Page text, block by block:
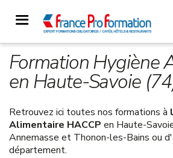
Formation Hygiène
en Haute-Savoie
Retrouvez ici toutes nos formations à
Alimentaire HACCP en Haute-
Annemasse et Thonon-les-Bains ou
département.